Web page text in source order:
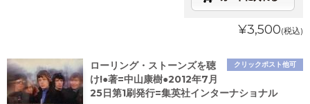
¥3,500(税込)
クリックポスト他可
ローリング・ストーンズを聴
け!●著=中山康樹●2012年7月
25日第1刷発行=集英社インターナショナル